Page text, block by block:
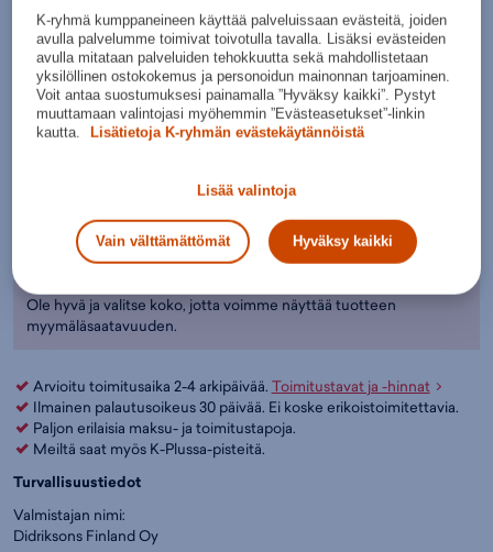
Tuotteeseen liittyvät listaukset:Retkeilyvaatteet - Retkeilykäsineet
Lajihanskat,Vapaa-aika - Käsineet,Käsineet,Lasten vaatteet,
Retkeilyvaatteet,Didriksons
Väri:Musta(505600)
Musta
Valitse koko:
5
6 7 Kokotaulukko
Lisää ostoskoriin
Tarkista saatavuus ja nouda myymälästä
Verkkokauppa: SaatavillaMyymälät: Saatavilla
Ole hyvä ja valitse koko, jotta voimme näyttää tuotteen
myymäläsaatavuuden.
Arvioitu toimitusaika 2-4 arkipäivää. Toimitustavat ja -hinnat
Ilmainen palautusoikeus 30 päivää. Ei koske erikoistoimitettavia.
Paljon erilaisia maksu- ja toimitustapoja.
Meiltä saat myös K-Plussa-pisteitä.
Turvallisuustiedot
Valmistajan nimi:
Didriksons Finland Oy
K-ryhmä kumppaneineen käyttää palveluissaan evästeitä, joiden
avulla palvelumme toimivat toivotulla tavalla. Lisäksi evästeiden
avulla mitataan palveluiden tehokkuutta sekä mahdollistetaan
yksilöllinen ostokokemus ja personoidun mainonnan tarjoaminen.
Voit antaa suostumuksesi painamalla ”Hyväksy kaikki”. Pystyt
muuttamaan valintojasi myöhemmin ”Evästeasetukset”-linkin
kautta.
Lisätietoja K-ryhmän evästekäytännöistä
Lisää valintoja
Vain välttämättömät Hyväksy kaikki